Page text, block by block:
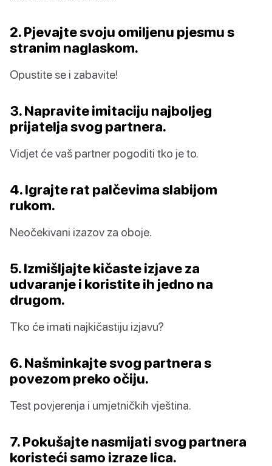
2. Pjevajte svoju omiljenu pjesmu s
stranim naglaskom.
Opustite se i zabavite!
3. Napravite imitaciju najboljeg
prijatelja svog partnera.
Vidjet će vaš partner pogoditi tko je to.
4. Igrajte rat palčevima slabijom
rukom.
Neočekivani izazov za oboje.
5. Izmišljajte kičaste izjave za
udvaranje i koristite ih jedno na
drugom.
Tko će imati najkičastiju izjavu?
6. Našminkajte svog partnera s
povezom preko očiju.
Test povjerenja i umjetničkih vještina.
7. Pokušajte nasmijati svog partnera
koristeći samo izraze lica.